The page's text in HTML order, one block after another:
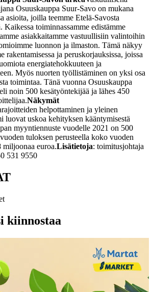
Osuuskauppa Suur-Savo on mukana
asioita, joilla teemme Etelä-Savosta
Kaikessa toiminnassamme edistämme
asiakkaitamme vastuullisiin valintoihin
luonnon ja ilmaston. Tämä näkyy
rakentamisessa ja peruskorjauksissa, joissa
energiatehokkuuteen ja
Myös nuorten työllistäminen on yksi osa
toimintaa. Tänä vuonna Osuuskauppa
noin 500 kesätyöntekijää ja lähes 450
Näkymät
helpottaminen ja yleinen
luovat uskoa kehityksen kääntymisestä
myyntiennuste vuodelle 2021 on 500
tuloksen perusteella koko vuoden
miljoonaa euroa.Lisätietoja: toimitusjohtaja
531 9550
kiinnostaa